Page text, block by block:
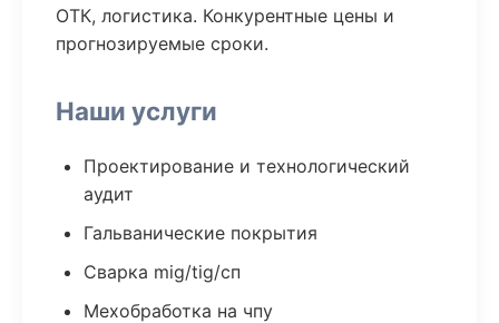
ОТК, логистика. Конкурентные цены и
прогнозируемые сроки.
Наши услуги
Проектирование и технологический
аудит
Гальванические покрытия
Сварка mig/tig/сп
Мехобработка на чпу